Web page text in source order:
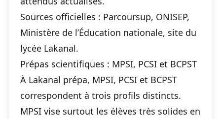
Sources officielles : Parcoursup, ONISEP,
Ministère de l’Éducation nationale, site du
lycée Lakanal.
Prépas scientifiques : MPSI, PCSI et BCPST
À Lakanal prépa, MPSI, PCSI et BCPST
correspondent à trois profils distincts.
MPSI vise surtout les élèves très solides en